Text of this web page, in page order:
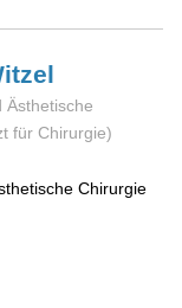
Ästhetische
für Chirurgie)
Chirurgie